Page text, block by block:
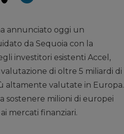
annunciato oggi un
da Sequoia con la
investitori esistenti Accel,
di oltre 5 miliardi di
altamente valutate in Europa.
sostenere milioni di europei
mercati finanziari.